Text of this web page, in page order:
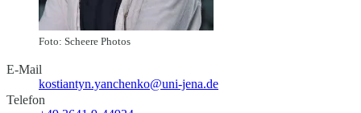
Foto: Scheere Photos
E-Mail
kostiantyn.yanchenko@uni-jena.de
Telefon